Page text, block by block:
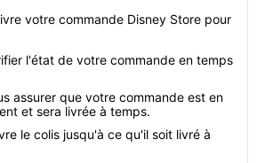
votre commande Disney Store pour
l'état de votre commande en temps
assurer que votre commande est en
et sera livrée à temps.
le colis jusqu'à ce qu'il soit livré à